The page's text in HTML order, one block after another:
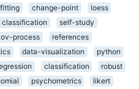
change-point
loess
classification
self-study
process
references
data-visualization
python
classification
robust
psychometrics
likert